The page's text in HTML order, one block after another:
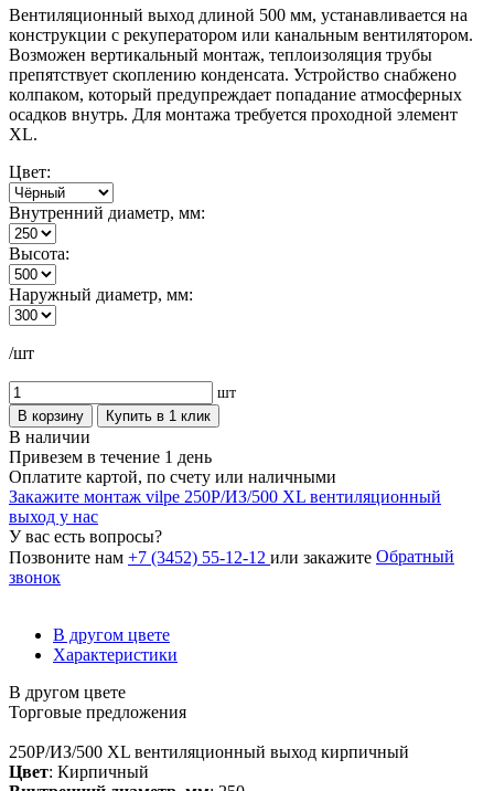
Вентиляционный выход длиной 500 мм, устанавливается на
конструкции с рекуператором или канальным вентилятором.
Возможен вертикальный монтаж, теплоизоляция трубы
препятствует скоплению конденсата. Устройство снабжено
колпаком, который предупреждает попадание атмосферных
осадков внутрь. Для монтажа требуется проходной элемент
XL.
Цвет:
Внутренний диаметр, мм:
Высота:
Наружный диаметр, мм:
/шт
шт
В корзину
Купить в 1 клик
В наличии
Привезем в течение 1 день
Оплатите картой, по счету или наличными
Закажите монтаж vilpe 250P/ИЗ/500 XL вентиляционный
выход у нас
У вас есть вопросы?
Позвоните нам +7 (3452) 55-12-12 или закажите Обратный
звонок
В другом цвете
Характеристики
В другом цвете
Торговые предложения
250P/ИЗ/500 XL вентиляционный выход кирпичный
Цвет: Кирпичный